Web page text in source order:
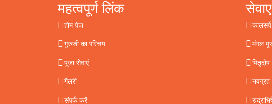
महत्वपूर्ण लिंक
होम पेज
गुरुजी का परिचय
पूजा सेवाएं
गैलरी
संपर्क करें
सेवाए
मंगल
नवग्रह